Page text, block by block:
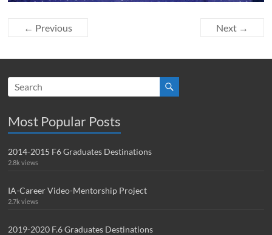
← Previous Next →
Most Popular Posts
2014-2015 F6 Graduates Destinations
2.8k views
IA-Career Video-Mentorship Project
2.7k views
2019-2020 F.6 Graduates Destinations